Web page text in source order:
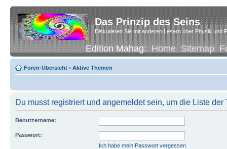
Das Prinzip des Seins
Diskutieren Sie mit anderen Lesern über Physik und
Edition Mahag:Home Sitemap
Foren-Übersicht • Aktive Themen
Du musst registriert und angemeldet sein, um die Liste
Benutzername:
Passwort:
Ich habe mein Passwort vergessen